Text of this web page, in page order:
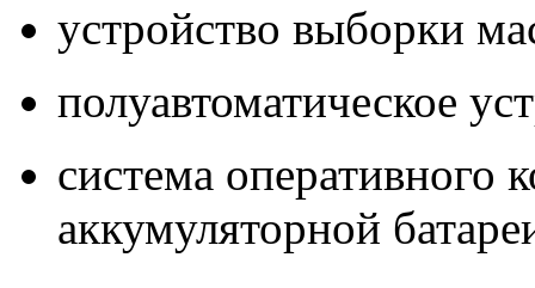
устройство выборки
полуавтоматическое
система оперативного
аккумуляторной